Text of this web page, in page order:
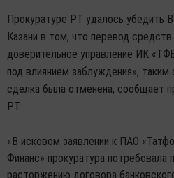
Прокуратуре РТ удалось убедить
Казани в том, что перевод
доверительное управление ИК
под влиянием заблуждения»,
сделка была отменена, сообщает
РТ.
«В исковом заявлении к ПАО
Финанс» прокуратура потребовала
расторжению договора